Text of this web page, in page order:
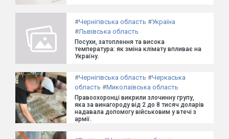
#Чернігівська область #Україна
#Львівська область
Посухи, затоплення та висока
температура: як зміна клімату впливає на
Україну.
#Чернігівська область #Черкаська
область #Миколаївська область
Правоохоронці викрили злочинну групу,
яка за винагороду від 2 до 8 тисяч доларів
надавала допомогу військовим у втечі з
армії.